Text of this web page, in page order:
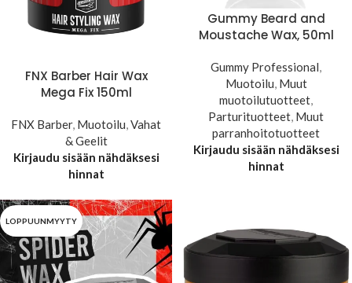
FNX Barber Hair Wax
Mega Fix 150ml
FNX Barber, Muotoilu,Vahat
& Geelit
Kirjaudu sisään nähdäksesi
hinnat
Gummy Beard and
Moustache Wax, 50ml
Gummy Professional,
Muotoilu, Muut
muotoilutuotteet,
Parturituotteet, Muut
parranhoitotuotteet
Kirjaudu sisään nähdäksesi
hinnat
LOPPUUNMYYTY